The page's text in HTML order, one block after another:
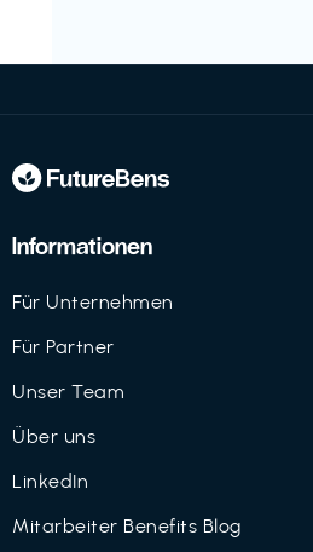
Informationen
Für Unternehmen
Für Partner
Unser Team
Über uns
LinkedIn
Mitarbeiter Benefits Blog